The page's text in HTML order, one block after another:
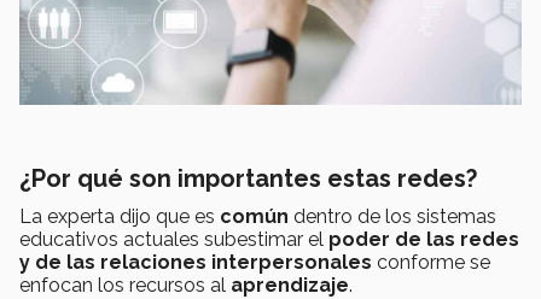
¿Por qué son importantes estas redes?
La experta dijo que es común dentro de los sistemas
educativos actuales subestimar el poder de las redes
y de las relaciones interpersonales conforme se
enfocan los recursos al aprendizaje.